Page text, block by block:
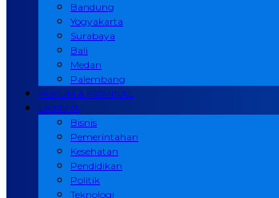
Bandung
Yogyakarta
Surabaya
Bali
Medan
Palembang
HUKUM & KRIMINAL
LAINNYA
Bisnis
Pemerintahan
Kesehatan
Pendidikan
Politik
Teknologi